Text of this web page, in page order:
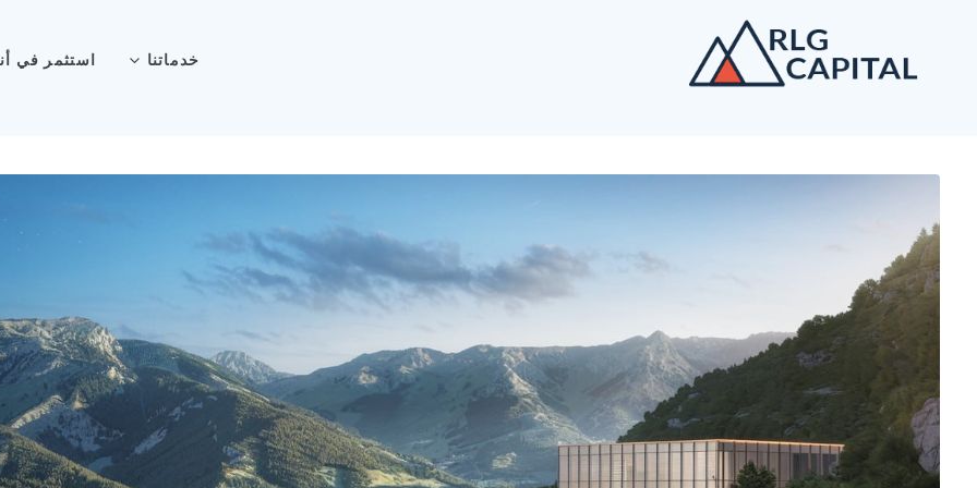
خدماتنا استثمر في